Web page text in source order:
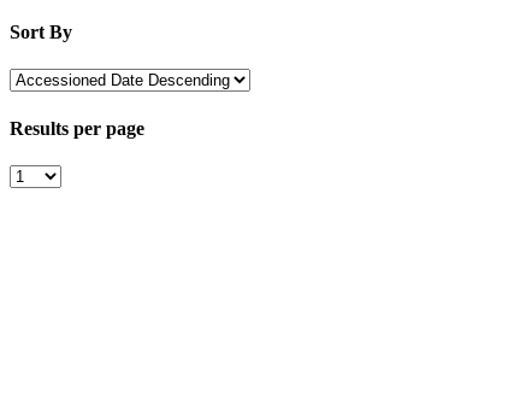
Sort By
Results per page